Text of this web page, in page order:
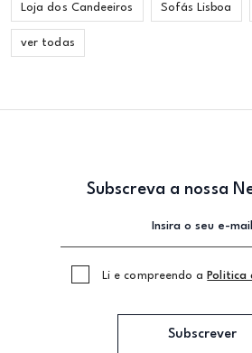
Loja dos Candeeiros Sofás Lisboa
ver todas
Subscreva a nossa
Li e compreendo a Politica
Subscrever